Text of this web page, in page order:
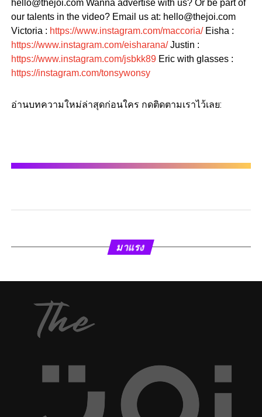
hello@thejoi.com Wanna advertise with us? Or be part of
our talents in the video? Email us at: hello@thejoi.com
Victoria : https://www.instagram.com/maccoria/Eisha :
https://www.instagram.com/eisharana/Justin :
https://www.instagram.com/jsbkk89Eric with glasses :
https://instagram.com/tonsywonsy
อ่านบทความใหม่ล่าสุดก่อนใคร กดติดตามเราไว้เลย:
มาแรง